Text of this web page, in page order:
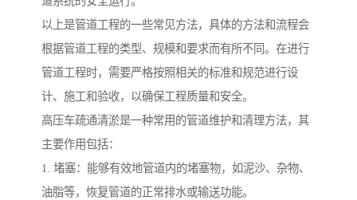
以上是管道工程的一些常见方法，具体的方法和流程会
根据管道工程的类型、规模和要求而有所不同。在进行
管道工程时，需要严格按照相关的标准和规范进行设
计、施工和验收，以确保工程质量和安全。
高压车疏通清淤是一种常用的管道维护和清理方法，其
主要作用包括：
1. 堵塞：能够有效地管道内的堵塞物，如泥沙、杂物、
油脂等，恢复管道的正常排水或输送功能。